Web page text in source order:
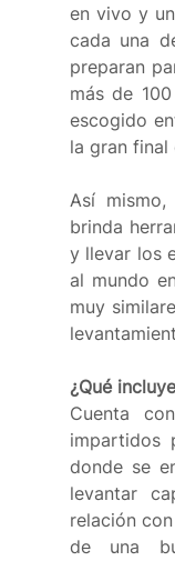
en vivo y
cada una
preparan
más de
escogido
la gran final
Así
brinda
y llevar los
al mundo
muy
¿Qué
Cuenta
impartidos
donde se
levantar
relación
de una